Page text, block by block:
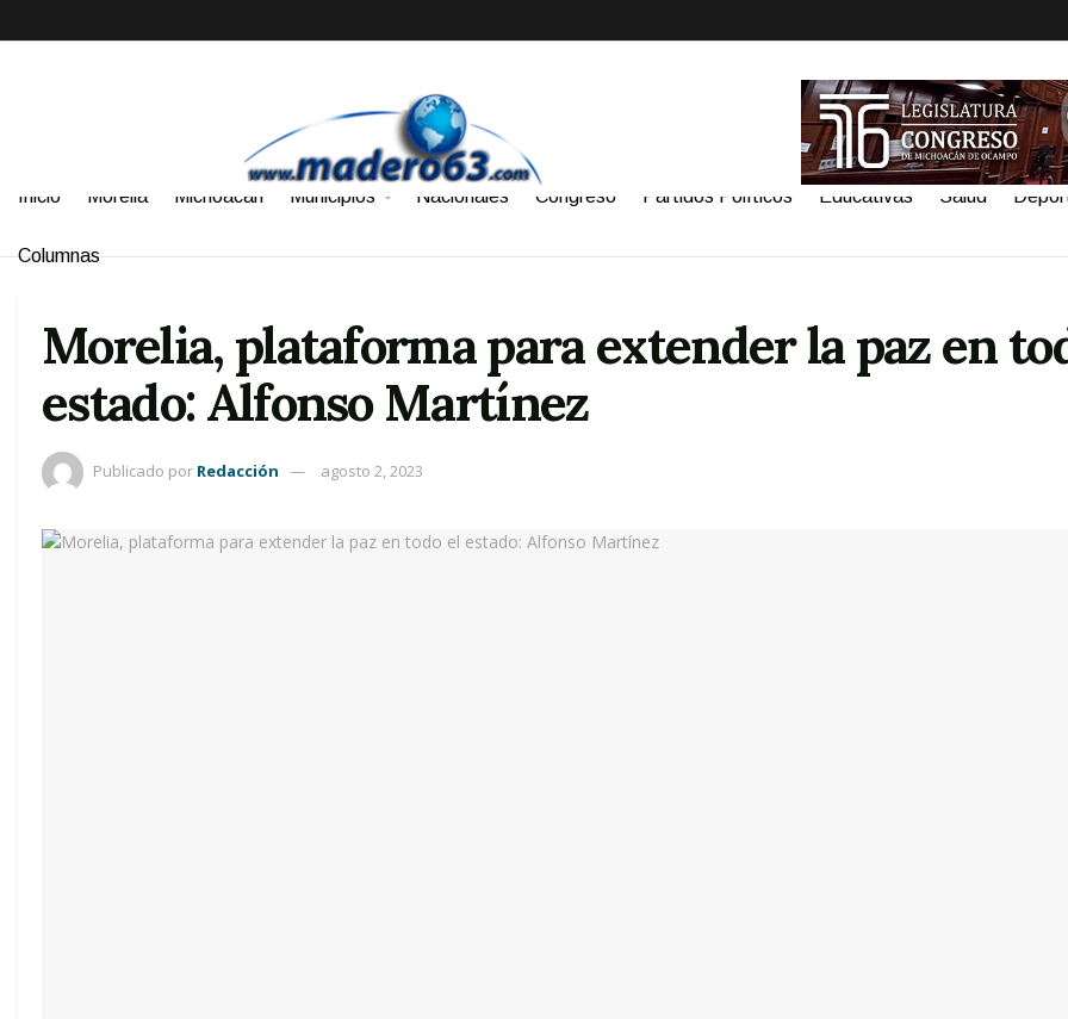
Inicio Morelia Michoacán Municipios Nacionales Congreso Partidos Políticos Educativas Salud
Columnas
Morelia, plataforma para extender la paz en
estado: Alfonso Martínez
Publicado por Redacción agosto 2, 2023